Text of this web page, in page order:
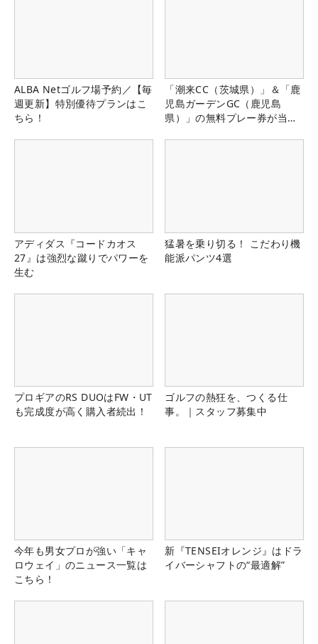
ALBA Netゴルフ場予約／【毎
週更新】特別優待プランはこ
ちら！
「潮来CC（茨城県）」＆「鹿
児島ガーデンGC（鹿児島
県）」の無料プレー券が当た
アディダス『コードカオス
27』は強烈な蹴りでパワーを
生む
猛暑を乗り切る！ こだわり機
能派パンツ4選
プロギアのRS DUOはFW・UT
も完成度が高く購入者続出！
ゴルフの熱狂を、つくる仕
事。｜スタッフ募集中
今年も男女プロが強い「キャ
ロウェイ」のニュース一覧は
こちら！
新『TENSEIオレンジ』はドラ
イバーシャフトの“最適解”